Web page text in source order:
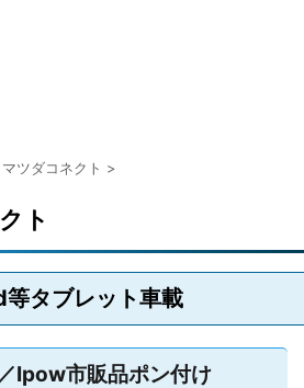
マツダコネクト >
ト
タブレット車載
Ipow市販品ポン付け